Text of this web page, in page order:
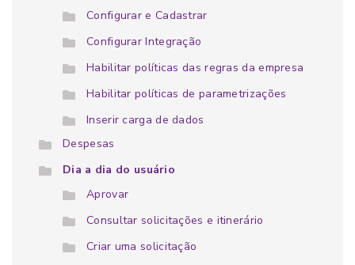
Configurar e Cadastrar
Configurar Integração
Habilitar políticas das regras da empresa
Habilitar políticas de parametrizações
Inserir carga de dados
Despesas
Dia a dia do usuário
Aprovar
Consultar solicitações e itinerário
Criar uma solicitação